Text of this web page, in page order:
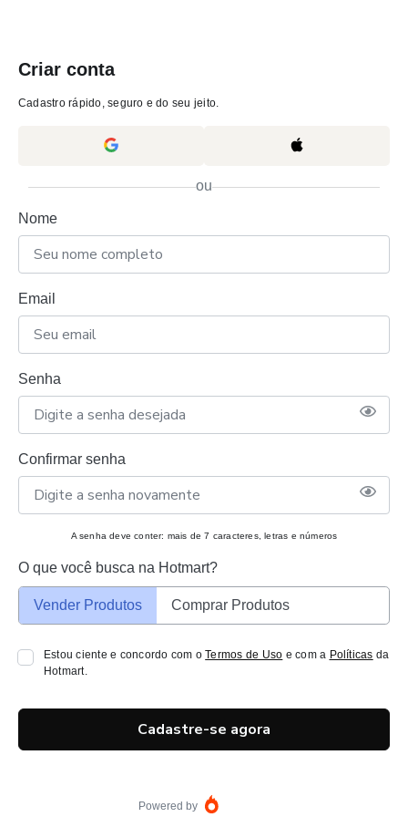
Criar conta
Cadastro rápido, seguro e do seu jeito.
ou
Nome
Email
Senha
Confirmar senha
A senha deve conter: mais de 7 caracteres, letras e números
O que você busca na Hotmart?
Vender Produtos Comprar Produtos
Estou ciente e concordo com oTermos de Uso e com a Políticas da
Hotmart.
Cadastre-se agora
Powered by